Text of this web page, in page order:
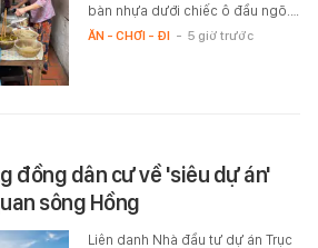
bàn nhựa dưới chiếc ô đầu ngõ.…
ĂN - CHƠI - ĐI - 5 giờ trước
đồng dân cư về 'siêu dự án'
sông Hồng
Liên danh Nhà đầu tư dự án Trục